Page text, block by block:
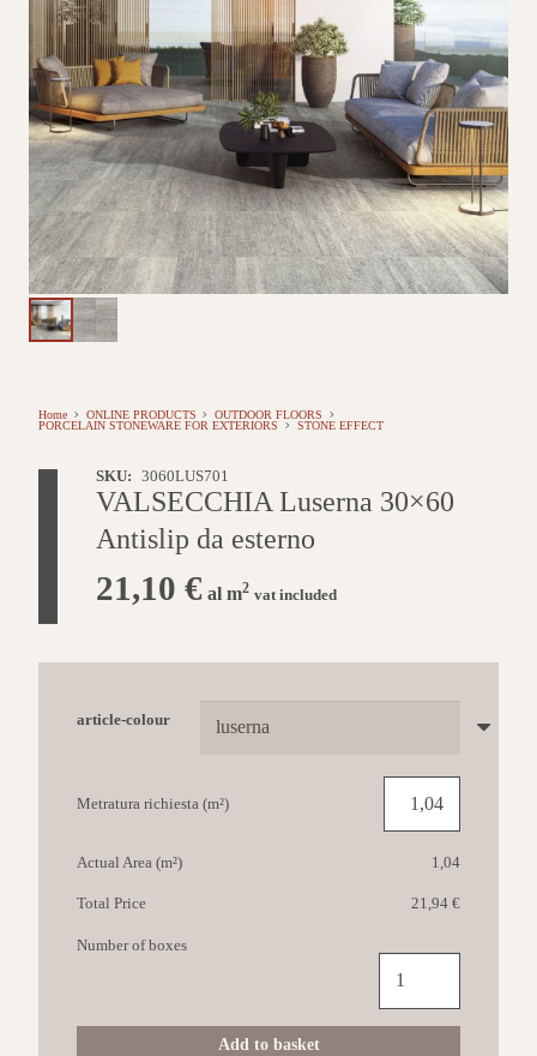
Home ONLINE PRODUCTS
OUTDOOR FLOORS
PORCELAIN STONEWARE FOR EXTERIORS
STONE EFFECT
SKU: 3060LUS701
VALSECCHIA Luserna 30×60
Antislip da esterno
21,10 € al m2 vat included
article-colour
Metratura richiesta (m²)
Actual Area (m²) 1,04
Total Price 21,94 €
Luserna
30x60
Add to basket
Number of boxes